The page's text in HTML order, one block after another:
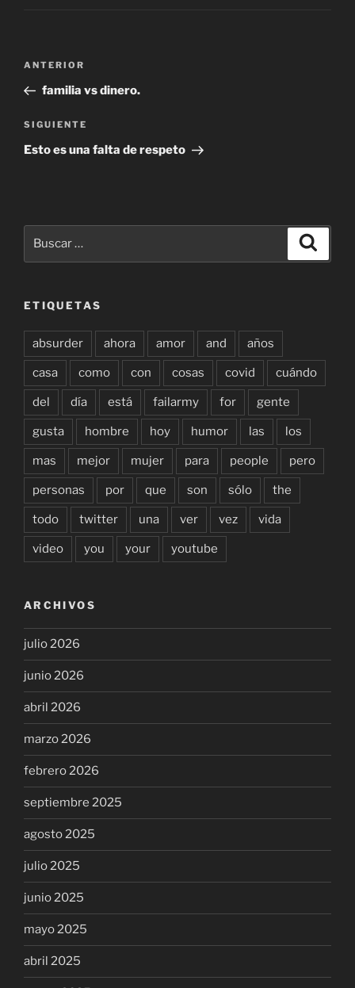
Navegación
entradas
Entrada
anterior:
ANTERIOR
familia vs dinero.
Siguiente
entrada
SIGUIENTE
Esto es una falta de respeto
ETIQUETAS
absurder ahora amor and años
casa como con cosas covid cuándo
del día está failarmy for gente
gusta hombre hoy humor las los
mas mejor mujer para people pero
personas por que son sólo the
todo twitter una ver vez vida
video you your youtube
ARCHIVOS
julio 2026
junio 2026
abril 2026
marzo 2026
febrero 2026
septiembre 2025
agosto 2025
julio 2025
junio 2025
mayo 2025
abril 2025